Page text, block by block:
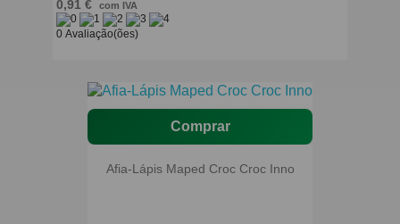
0,91 € com IVA
0 Avaliação(ões)
Comprar
Afia-Lápis Maped Croc Croc Inno